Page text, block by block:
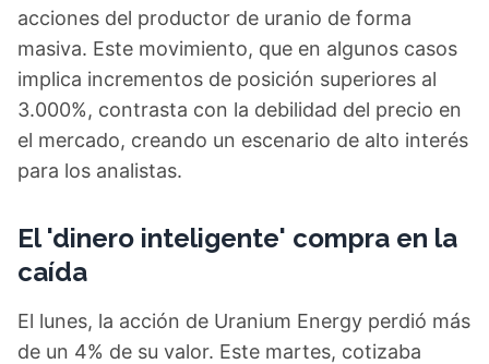
acciones del productor de uranio de forma
masiva. Este movimiento, que en algunos casos
implica incrementos de posición superiores al
3.000%, contrasta con la debilidad del precio en
el mercado, creando un escenario de alto interés
para los analistas.
El 'dinero inteligente' compra en la
caída
El lunes, la acción de Uranium Energy perdió más
de un 4% de su valor. Este martes, cotizaba